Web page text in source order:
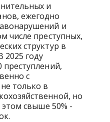
и
ежегодно
и
числе преступных,
структур в
2025 году
преступлений,
с
только в
но
этом свыше 50% -